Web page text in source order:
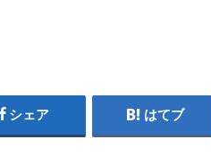
シェア はてブ